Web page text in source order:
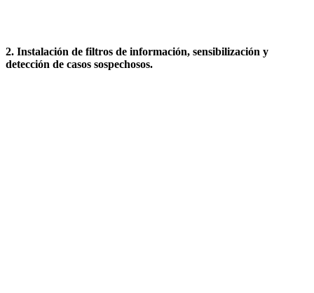
2. Instalación de filtros de información, sensibilización y
detección de casos sospechosos.